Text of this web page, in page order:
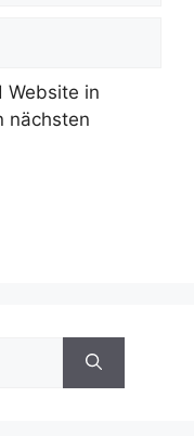
Website in
nächsten